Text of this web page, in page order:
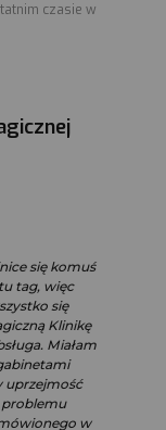
czasie w
się komuś
tag, więc
się
Klinikę
Miałam
uprzejmość
problemu
w